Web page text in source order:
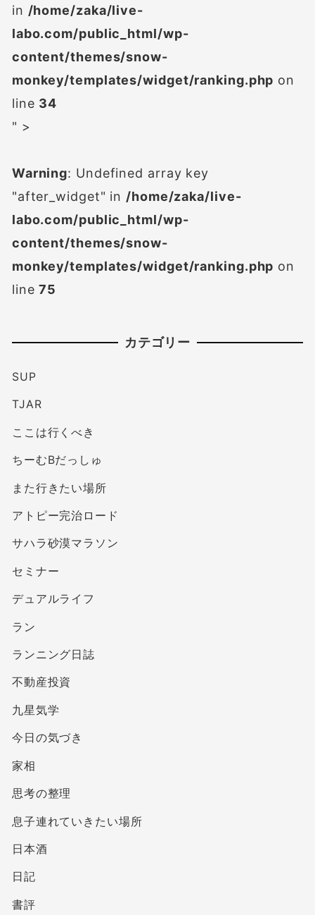
in /home/zaka/live-
labo.com/public_html/wp-
content/themes/snow-
monkey/templates/widget/ranking.php on
line 34
" >
Warning: Undefined array key
"after_widget" in /home/zaka/live-
labo.com/public_html/wp-
content/themes/snow-
monkey/templates/widget/ranking.php on
line75
カテゴリー
SUP
TJAR
ここは行くべき
ちーむBだっしゅ
また行きたい場所
アトピー完治ロード
サハラ砂漠マラソン
セミナー
デュアルライフ
ラン
ランニング日誌
不動産投資
九星気学
今日の気づき
家相
思考の整理
息子連れていきたい場所
日本酒
日記
書評